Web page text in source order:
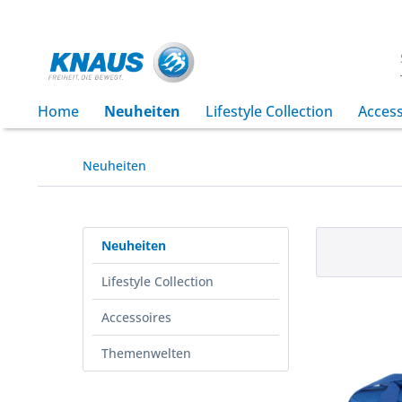
Home Neuheiten Lifestyle Collection
Neuheiten
Neuheiten
Lifestyle Collection
Accessoires
Themenwelten